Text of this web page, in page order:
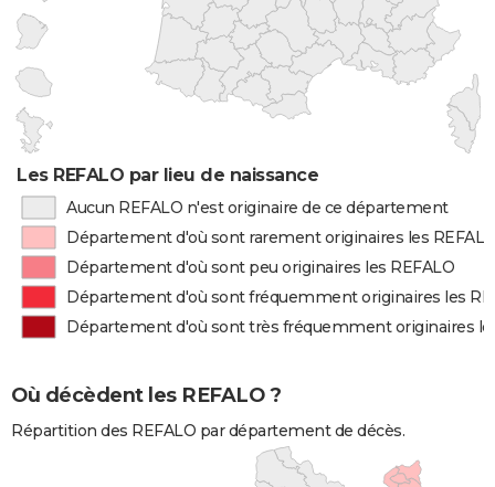
Les REFALO par lieu de naissance
Aucun REFALO n'est originaire de ce département
Département d'où sont rarement originaires les
Département d'où sont peu originaires les REFALO
Département d'où sont fréquemment originaires les
Département d'où sont très fréquemment originaires
Où décèdent les REFALO ?
Répartition des REFALO par département de décès.